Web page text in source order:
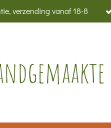
verzending vanaf 18-8